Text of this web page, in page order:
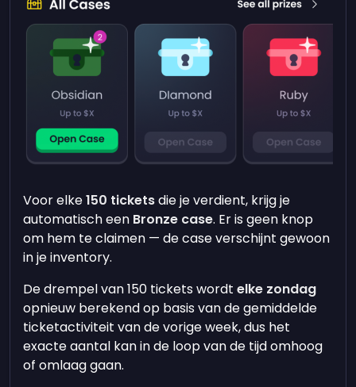
Voor elke150 ticketsdie je verdient, krijg je
automatisch een Bronze case. Er is geen knop
om hem te claimen — de case verschijnt gewoon
in je inventory.
De drempel van 150 tickets wordtelke zondag
opnieuw berekend op basis van de gemiddelde
ticketactiviteit van de vorige week, dus het
exacte aantal kan in de loop van de tijd omhoog
of omlaag gaan.